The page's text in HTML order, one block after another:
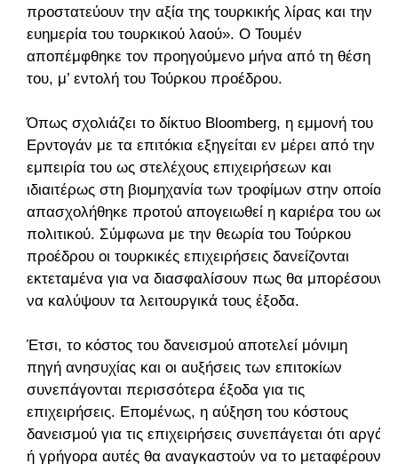
προστατεύουν την αξία της τουρκικής λίρας και την
ευημερία του τουρκικού λαού». Ο Τουμέν
αποπέμφθηκε τον προηγούμενο μήνα από τη θέση
του, μ’ εντολή του Τούρκου προέδρου.
Όπως σχολιάζει το δίκτυο Bloomberg, η εμμονή του
Ερντογάν με τα επιτόκια εξηγείται εν μέρει από την
εμπειρία του ως στελέχους επιχειρήσεων και
ιδιαιτέρως στη βιομηχανία των τροφίμων στην οποία
απασχολήθηκε προτού απογειωθεί η καριέρα του ως
πολιτικού. Σύμφωνα με την θεωρία του Τούρκου
προέδρου οι τουρκικές επιχειρήσεις δανείζονται
εκτεταμένα για να διασφαλίσουν πως θα μπορέσουν
να καλύψουν τα λειτουργικά τους έξοδα.
Έτσι, το κόστος του δανεισμού αποτελεί μόνιμη
πηγή ανησυχίας και οι αυξήσεις των επιτοκίων
συνεπάγονται περισσότερα έξοδα για τις
επιχειρήσεις. Επομένως, η αύξηση του κόστους
δανεισμού για τις επιχειρήσεις συνεπάγεται ότι αργά
ή γρήγορα αυτές θα αναγκαστούν να το μεταφέρουν